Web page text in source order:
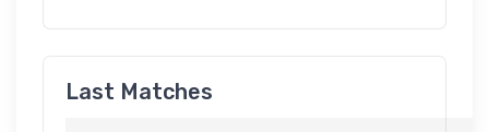
Last Matches